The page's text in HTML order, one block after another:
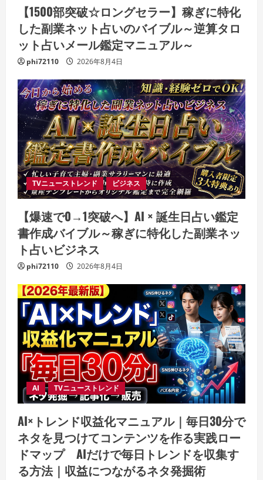
【1500部突破☆ロングセラー】稼ぎに特化
した副業ネット占いのバイブル～逆算タロ
ット占いメール鑑定マニュアル～
phi72110 2026年8月4日
TVニューストレンド ビジネス
【爆速で0→1突破へ】AI × 誕生日占い鑑定
書作成バイブル～稼ぎに特化した副業ネッ
ト占いビジネス
phi72110 2026年8月4日
AI TVニューストレンド
AI×トレンド収益化マニュアル｜毎日30分で
ネタを見つけてコンテンツを作る実践ロー
ドマップ AIだけで毎日トレンドを収集す
る方法｜収益につながるネタ発掘術